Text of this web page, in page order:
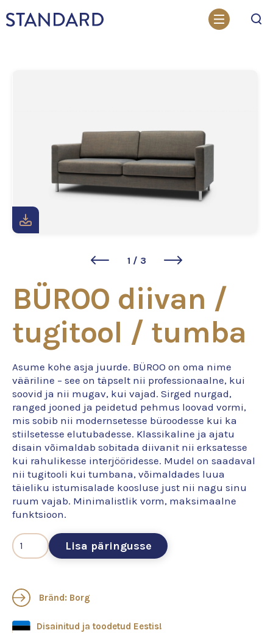
1 / 3
BÜROO diivan /
tugitool / tumba
Asume kohe asja juurde. BÜROO on oma nime
vääriline – see on täpselt nii professionaalne, kui
soovid ja nii mugav, kui vajad. Sirged nurgad,
ranged jooned ja peidetud pehmus loovad vormi,
mis sobib nii modernsetesse büroodesse kui ka
stiilsetesse elutubadesse. Klassikaline ja ajatu
disain võimaldab sobitada diivanit nii erksatesse
kui rahulikesse interjööridesse. Mudel on saadaval
nii tugitooli kui tumbana, võimaldades luua
täieliku istumisalade koosluse just nii nagu sinu
ruum vajab. Minimalistlik vorm, maksimaalne
funktsioon.
Lisa päringusse
Bränd: Borg
Disainitud ja toodetud Eestis!